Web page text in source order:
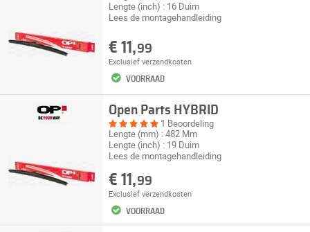
Lengte (inch) : 16 Duim
Lees de montagehandleiding
€ 11,99
Exclusief verzendkosten
VOORRAAD
Open Parts HYBRID
1 Beoordeling
Lengte (mm) : 482 Mm
Lengte (inch) : 19 Duim
Lees de montagehandleiding
€ 11,99
Exclusief verzendkosten
VOORRAAD